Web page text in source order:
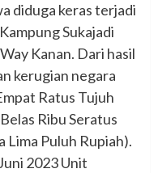
diduga keras terjadi
Sukajadi
Kanan. Dari hasil
kerugian negara
Ratus Tujuh
Ribu Seratus
Lima Puluh Rupiah).
2023 Unit